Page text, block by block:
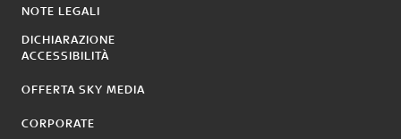
NOTE LEGALI
DICHIARAZIONE
ACCESSIBILITÀ
OFFERTA SKY MEDIA
CORPORATE